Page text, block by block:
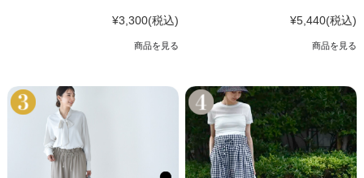
¥3,300(税込)
商品を見る
¥5,440(税込)
商品を見る